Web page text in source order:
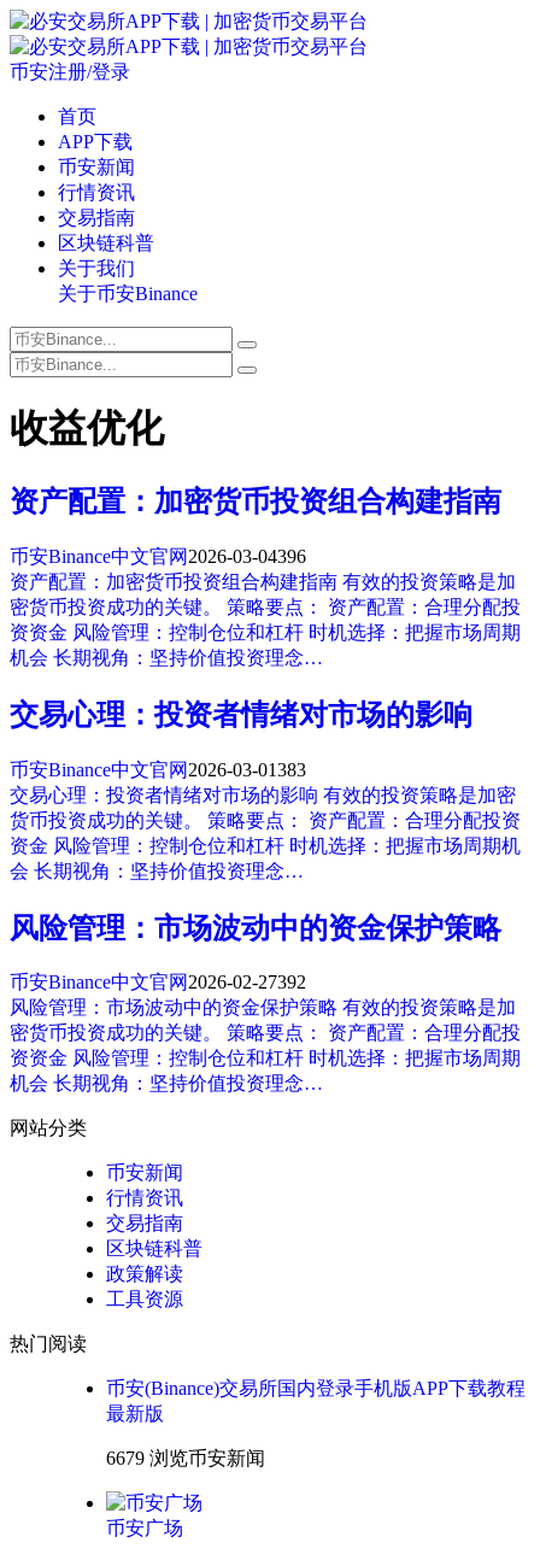
币安注册/登录
首页
APP下载
币安新闻
行情资讯
交易指南
区块链科普
关于我们
关于币安Binance
收益优化
资产配置：加密货币投资组合构建指南
币安Binance中文官网 2026-03-04396
资产配置：加密货币投资组合构建指南 有效的投资策略是加
密货币投资成功的关键。 策略要点： 资产配置：合理分配投
资资金 风险管理：控制仓位和杠杆 时机选择：把握市场周期
机会 长期视角：坚持价值投资理念…
交易心理：投资者情绪对市场的影响
币安Binance中文官网 2026-03-01383
交易心理：投资者情绪对市场的影响 有效的投资策略是加密
货币投资成功的关键。 策略要点： 资产配置：合理分配投资
资金 风险管理：控制仓位和杠杆 时机选择：把握市场周期机
会 长期视角：坚持价值投资理念…
风险管理：市场波动中的资金保护策略
币安Binance中文官网2026-02-27392
风险管理：市场波动中的资金保护策略 有效的投资策略是加
密货币投资成功的关键。 策略要点： 资产配置：合理分配投
资资金 风险管理：控制仓位和杠杆 时机选择：把握市场周期
机会 长期视角：坚持价值投资理念…
网站分类
币安新闻
行情资讯
交易指南
区块链科普
政策解读
工具资源
热门阅读
币安(Binance)交易所国内登录手机版APP下载教程
最新版
6679 浏览币安新闻
币安广场